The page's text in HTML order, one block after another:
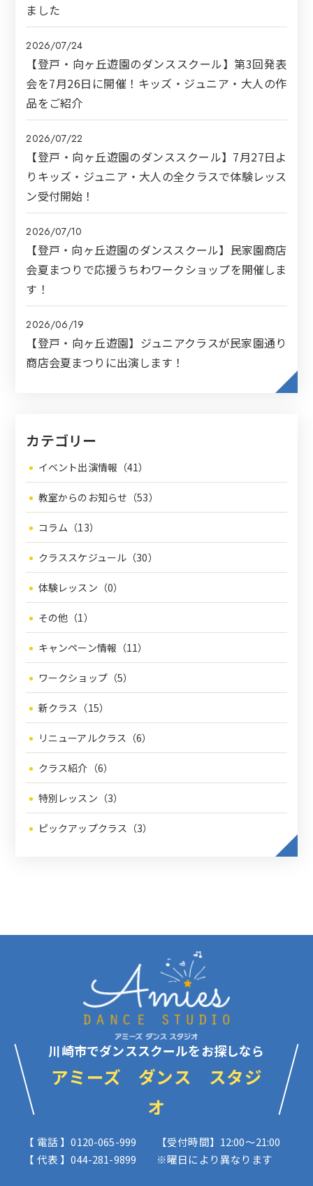
ました
2026/07/24
【登戸・向ヶ丘遊園のダンススクール】第3回発表
会を7月26日に開催！キッズ・ジュニア・大人の作
品をご紹介
2026/07/22
【登戸・向ヶ丘遊園のダンススクール】7月27日よ
りキッズ・ジュニア・大人の全クラスで体験レッス
ン受付開始！
2026/07/10
【登戸・向ヶ丘遊園のダンススクール】民家園商店
会夏まつりで応援うちわワークショップを開催しま
す！
2026/06/19
【登戸・向ヶ丘遊園】ジュニアクラスが民家園通り
商店会夏まつりに出演します！
カテゴリー
イベント出演情報（41）
教室からのお知らせ（53）
コラム（13）
クラススケジュール（30）
体験レッスン（0）
その他（1）
キャンペーン情報（11）
ワークショップ（5）
新クラス（15）
リニューアルクラス（6）
クラス紹介（6）
特別レッスン（3）
ピックアップクラス（3）
川崎市でダンススクールをお探しなら
アミーズ ダンス スタジ
オ
【 電話 】0120-065-999
【 代表 】044-281-9899
【受付時間】12:00〜21:00
※曜日により異なります